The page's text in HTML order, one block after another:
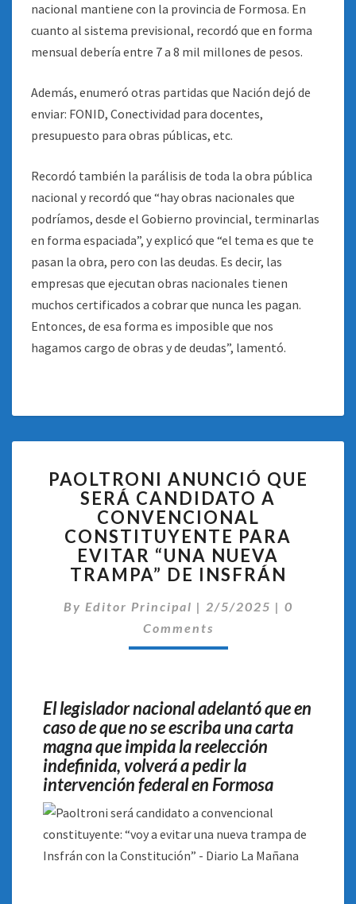
nacional mantiene con la provincia de Formosa. En
cuanto al sistema previsional, recordó que en forma
mensual debería entre 7 a 8 mil millones de pesos.
Además, enumeró otras partidas que Nación dejó de
enviar: FONID, Conectividad para docentes,
presupuesto para obras públicas, etc.
Recordó también la parálisis de toda la obra pública
nacional y recordó que “hay obras nacionales que
podríamos, desde el Gobierno provincial, terminarlas
en forma espaciada”, y explicó que “el tema es que te
pasan la obra, pero con las deudas. Es decir, las
empresas que ejecutan obras nacionales tienen
muchos certificados a cobrar que nunca les pagan.
Entonces, de esa forma es imposible que nos
hagamos cargo de obras y de deudas”, lamentó.
ANUNCIÓ
QUE
SERÁ
CANDIDATO
A
CONVENCIONAL
CONSTITUYENTE
PARA
“UNA
NUEVA
INSFRÁN
PAOLTRONI ANUNCIÓ QUE
SERÁ CANDIDATO A
CONVENCIONAL
CONSTITUYENTE PARA
EVITAR “UNA NUEVA
TRAMPA” DE INSFRÁN
By Editor Principal | 2/5/2025 | 0
Comments
El legislador nacional adelantó que en
caso de que no se escriba una carta
magna que impida la reelección
indefinida, volverá a pedir la
intervención federal en Formosa